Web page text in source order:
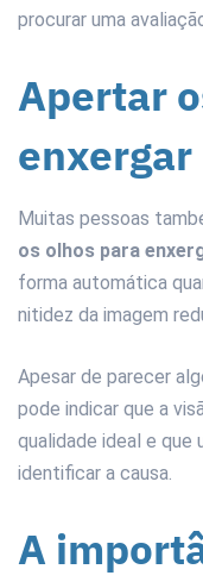
procurar uma
Apertar
Muitas pessoas
os olhos para
forma automática
nitidez da imagem
Apesar de parecer
pode indicar que a
qualidade ideal e que
identificar a causa.
A